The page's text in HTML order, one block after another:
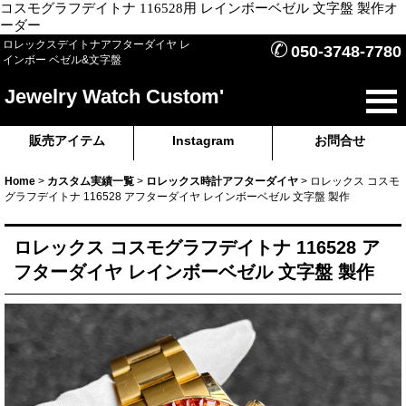
コスモグラフデイトナ 116528用 レインボーベゼル 文字盤 製作オ
ーダー
ロレックスデイトナアフターダイヤ レ
インボー ベゼル&文字盤
✆ 050-3748-7780
Jewelry Watch Custom'
販売アイテム Instagram お問合せ
Home > カスタム実績一覧 > ロレックス時計アフターダイヤ > ロレックス コスモ
グラフデイトナ 116528 アフターダイヤ レインボーベゼル 文字盤 製作
ロレックス コスモグラフデイトナ 116528 ア
フターダイヤ レインボーベゼル 文字盤 製作